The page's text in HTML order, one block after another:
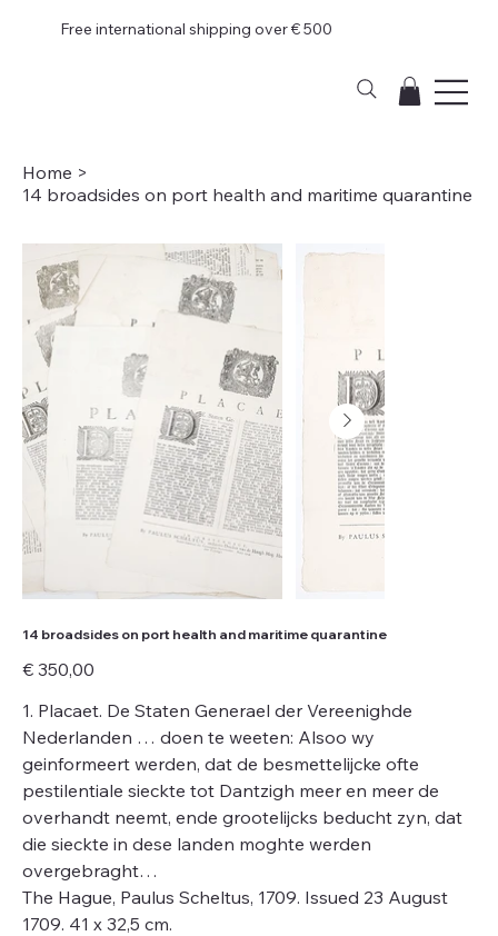
Free international shipping over € 500
Home >
14 broadsides on port health and maritime quarantine
14 broadsides on port health and maritime quarantine
Price
€ 350,00
1. Placaet. De Staten Generael der Vereenighde
Nederlanden … doen te weeten: Alsoo wy
geinformeert werden, dat de besmettelijcke ofte
pestilentiale sieckte tot Dantzigh meer en meer de
overhandt neemt, ende grootelijcks beducht zyn, dat
die sieckte in dese landen moghte werden
overgebraght…
The Hague, Paulus Scheltus, 1709. Issued 23 August
1709. 41 x 32,5 cm.